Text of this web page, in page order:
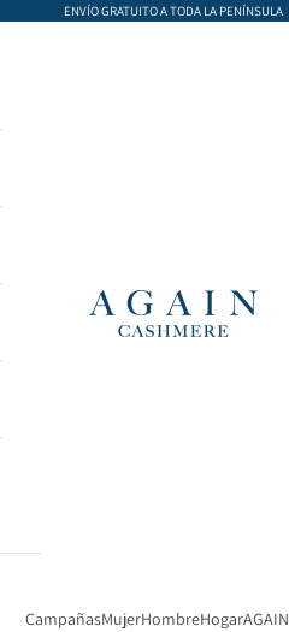
ENVÍO GRATUITO A TODA LA PENÍNSULA
AGAIN Cashmere
CampañasMujerHombreHogarAGAIN